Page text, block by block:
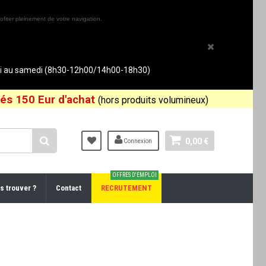
pleinement de votre navigation.
au samedi (8h30-12h00/14h00-18h30)
150 Eur d'achat (hors produits volumineux)
0,00 €
Connexion
trouver ? Contact RECRUTEMENT
OFFRES D'EMPLOI